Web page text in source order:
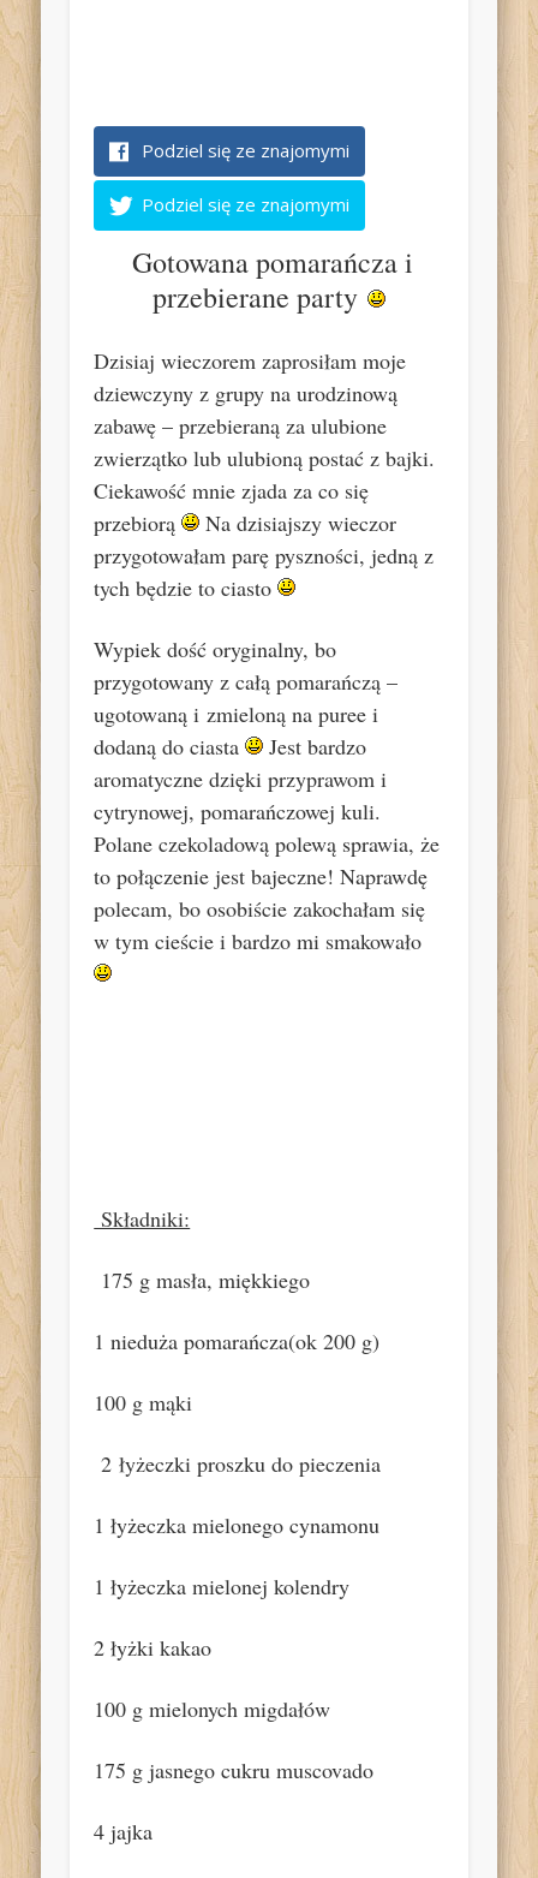
Podziel się ze znajomymi
Podziel się ze znajomymi
Gotowana pomarańcza i
przebierane party
Dzisiaj wieczorem zaprosiłam moje
dziewczyny z grupy na urodzinową
zabawę – przebieraną za ulubione
zwierzątko lub ulubioną postać z bajki.
Ciekawość mnie zjada za co się
przebiorą
Na dzisiajszy wieczor
przygotowałam parę pyszności, jedną z
tych będzie to ciasto
Wypiek dość oryginalny, bo
przygotowany z całą pomarańczą –
ugotowaną i zmieloną na puree i
dodaną do ciasta
Jest bardzo
aromatyczne dzięki przyprawom i
cytrynowej, pomarańczowej kuli.
Polane czekoladową polewą sprawia, że
to połączenie jest bajeczne! Naprawdę
polecam, bo osobiście zakochałam się
w tym cieście i bardzo mi smakowało
Składniki:
175 g masła, miękkiego
1 nieduża pomarańcza(ok 200 g)
100 g mąki
2 łyżeczki proszku do pieczenia
1 łyżeczka mielonego cynamonu
1 łyżeczka mielonej kolendry
2 łyżki kakao
100 g mielonych migdałów
175 g jasnego cukru muscovado
4 jajka